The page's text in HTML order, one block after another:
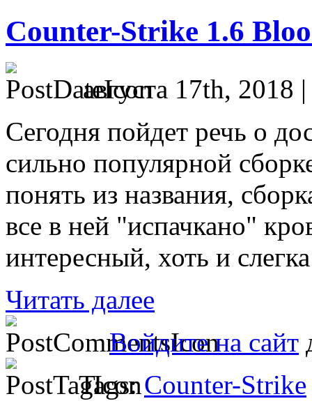
Counter-Strike 1.6
августа 17th, 2018
Сегодня пойдет речь о
сильно популярной
понять из названия,
все в ней "испачкано"
интересный, хоть и
Читать далее
Войдите на сайт
Tags:Counter-Strike